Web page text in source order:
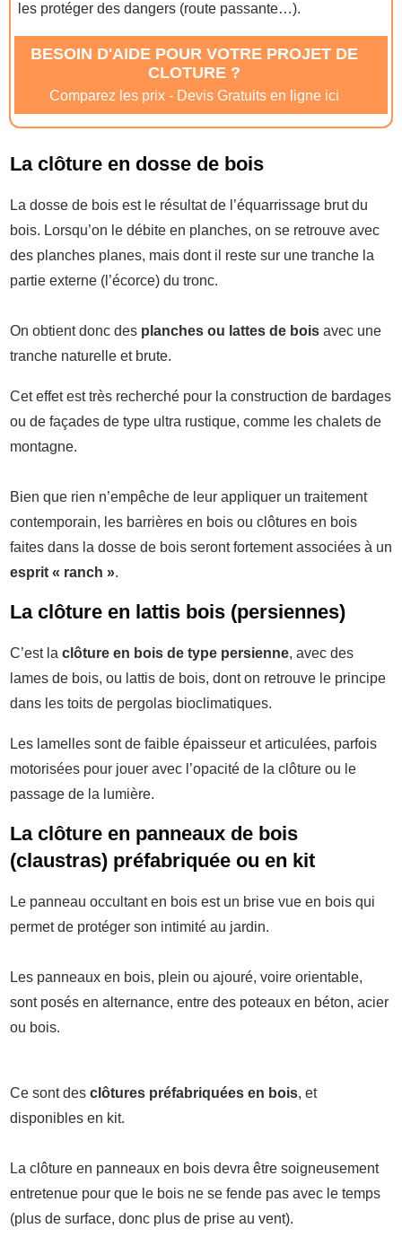
les protéger des dangers (route passante…).
BESOIN D'AIDE POUR VOTRE PROJET DE
CLOTURE ?
Comparez les prix - Devis Gratuits en ligne ici
La clôture en dosse de bois
La dosse de bois est le résultat de l’équarrissage brut du
bois. Lorsqu’on le débite en planches, on se retrouve avec
des planches planes, mais dont il reste sur une tranche la
partie externe (l’écorce) du tronc.
On obtient donc des planches ou lattes de bois avec une
tranche naturelle et brute.
Cet effet est très recherché pour la construction de bardages
ou de façades de type ultra rustique, comme les chalets de
montagne.
Bien que rien n’empêche de leur appliquer un traitement
contemporain, les barrières en bois ou clôtures en bois
faites dans la dosse de bois seront fortement associées à un
esprit « ranch ».
La clôture en lattis bois (persiennes)
C’est la clôture en bois de type persienne, avec des
lames de bois, ou lattis de bois, dont on retrouve le principe
dans les toits de pergolas bioclimatiques.
Les lamelles sont de faible épaisseur et articulées, parfois
motorisées pour jouer avec l’opacité de la clôture ou le
passage de la lumière.
La clôture en panneaux de bois
(claustras) préfabriquée ou en kit
Le panneau occultant en bois est un brise vue en bois qui
permet de protéger son intimité au jardin.
Les panneaux en bois, plein ou ajouré, voire orientable,
sont posés en alternance, entre des poteaux en béton, acier
ou bois.
Ce sont des clôtures préfabriquées en bois, et
disponibles en kit.
La clôture en panneaux en bois devra être soigneusement
entretenue pour que le bois ne se fende pas avec le temps
(plus de surface, donc plus de prise au vent).